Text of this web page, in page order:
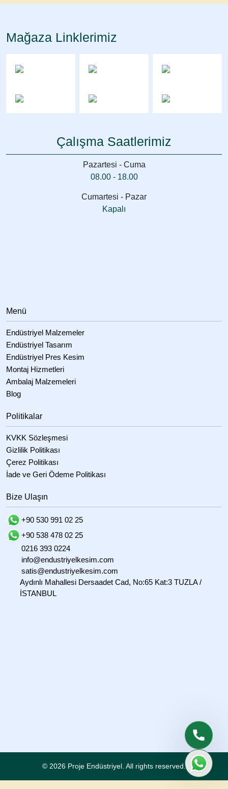
₺200,00 (KDV Hariç)
Mağaza Linklerimiz
Çalışma Saatlerimiz
Pazartesi - Cuma
08.00 - 18.00
Cumartesi - Pazar
Kapalı
Menü
Endüstriyel Malzemeler
Endüstriyel Tasarım
Endüstriyel Pres Kesim
Montaj Hizmetleri
Ambalaj Malzemeleri
Blog
Politikalar
KVKK Sözleşmesi
Gizlilik Politikası
Çerez Politikası
İade ve Geri Ödeme Politikası
Bize Ulaşın
+90 530 991 02 25
+90 538 478 02 25
0216 393 0224
info@endustriyelkesim.com
satis@endustriyelkesim.com
Aydınlı Mahallesi Dersaadet Cad, No:65 Kat:3 TUZLA /
İSTANBUL
© 2026 Proje Endüstriyel. All rights reserved.